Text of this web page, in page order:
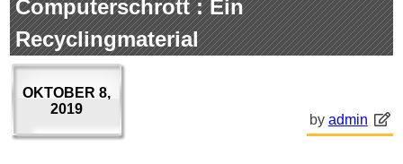
Computerschrott : Ein
Recyclingmaterial
OKTOBER 8,
2019
by admin